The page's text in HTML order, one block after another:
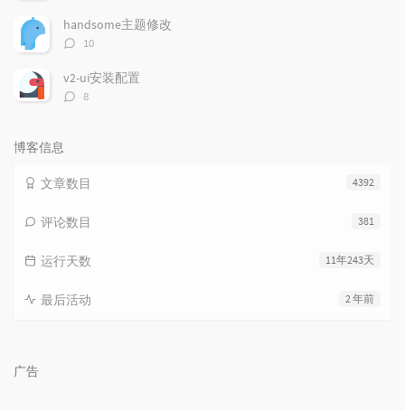
数：
handsome主题修改
评
数：
10
v2-ui安装配置
评
8
博客信息
4392
文章数目
381
评论数目
11年243天
运行天数
2 年前
最后活动
广告